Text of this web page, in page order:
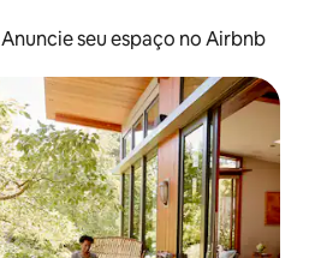
Anuncie seu espaço no Airbnb